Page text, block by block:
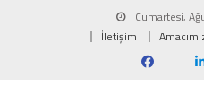
Cumartesi,
İletişim